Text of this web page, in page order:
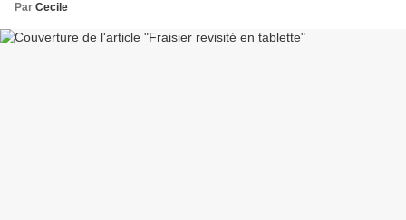
Par Cecile